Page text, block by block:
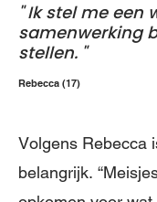
Ik stel me een
samenwerking
stellen.
Rebecca (17)
Volgens Rebecca
belangrijk.